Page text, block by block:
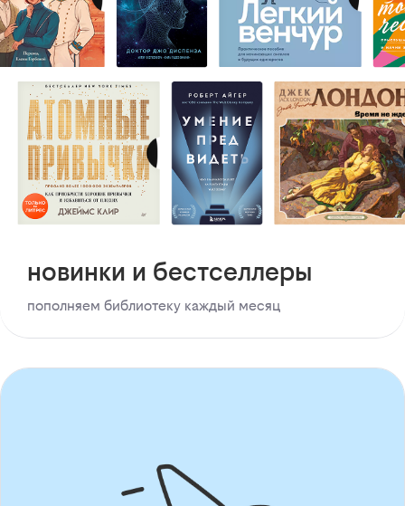
новинки и бестселлеры
пополняем библиотеку каждый месяц